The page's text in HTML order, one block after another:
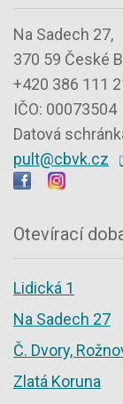
Na Sadech 27,
370 59 České
+420 386 111
IČO: 00073504
Datová
pult@cbvk.cz
Otevírací
Lidická 1
Na Sadech 27
Č. Dvory,
Zlatá Koruna